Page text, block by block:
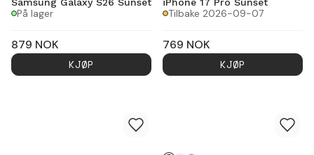
På lager
879 NOK
KJØP
Tilbake 2026-09-07
769 NOK
KJØP